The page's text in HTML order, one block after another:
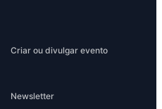
Criar ou divulgar evento
Newsletter